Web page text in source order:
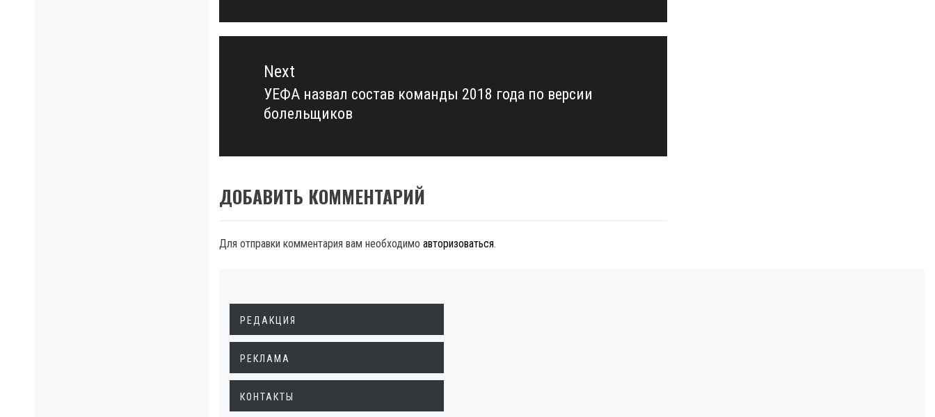
Next
Next
post:
УЕФА назвал состав команды 2018 года по версии
болельщиков
ДОБАВИТЬ КОММЕНТАРИЙ
Для отправки комментария вам необходимо авторизоваться.
РЕДАКЦИЯ
РЕКЛАМА
КОНТАКТЫ